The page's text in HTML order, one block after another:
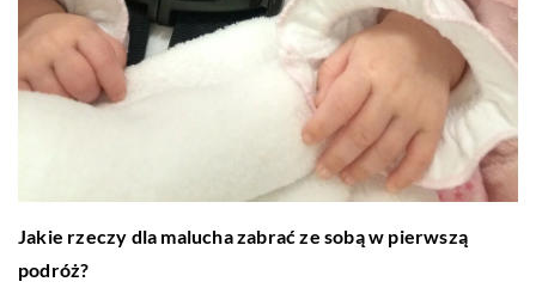
Jakie rzeczy dla malucha zabrać ze sobą w pierwszą
podróż?